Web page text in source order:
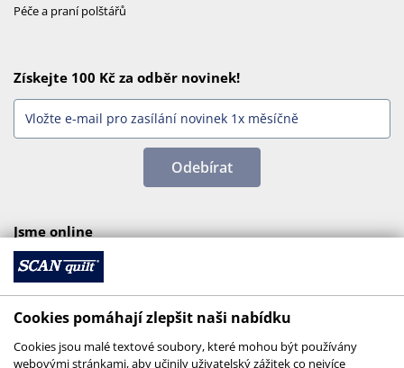
Péče a praní polštářů
Získejte 100 Kč za odběr novinek!
Odebírat
Jsme online
Cookies pomáhají zlepšit naši nabídku
Cookies jsou malé textové soubory, které mohou být používány
webovými stránkami, aby učinily uživatelský zážitek co nejvíce